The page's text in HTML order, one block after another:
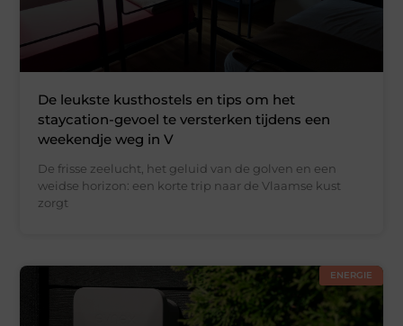
De leukste kusthostels en tips om het
staycation-gevoel te versterken tijdens een
weekendje weg in V
De frisse zeelucht, het geluid van de golven en een
weidse horizon: een korte trip naar de Vlaamse kust
zorgt
ENERGIE